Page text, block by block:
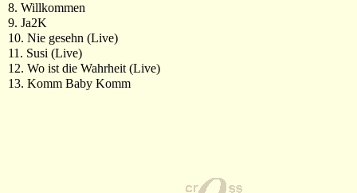
8. Willkommen
9. Ja2K
10. Nie gesehn (Live)
11. Susi (Live)
12. Wo ist die Wahrheit (Live)
13. Komm Baby Komm